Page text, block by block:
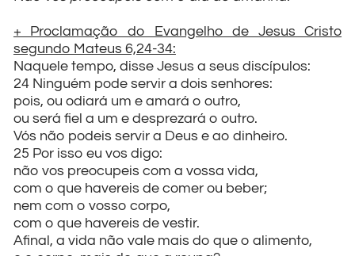
+ Proclamação do Evangelho de Jesus Cristo
segundo Mateus 6,24-34:
Naquele tempo, disse Jesus a seus discípulos:
24 Ninguém pode servir a dois senhores:
pois, ou odiará um e amará o outro,
ou será fiel a um e desprezará o outro.
Vós não podeis servir a Deus e ao dinheiro.
25 Por isso eu vos digo:
não vos preocupeis com a vossa vida,
com o que havereis de comer ou beber;
nem com o vosso corpo,
com o que havereis de vestir.
Afinal, a vida não vale mais do que o alimento,